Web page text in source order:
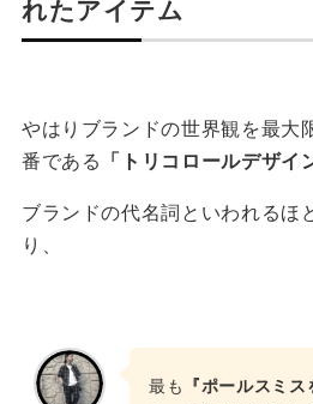
れたアイテム
やはりブランドの世界観を最大
番である
「トリコロールデザイ
ブランドの代名詞といわれるほ
り、
最も
『ポールスミ